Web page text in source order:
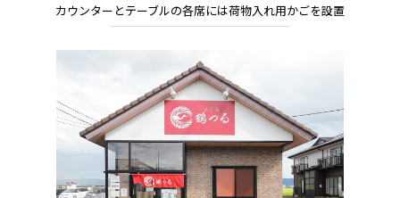
カウンターとテーブルの各席には荷物入れ用かごを設置